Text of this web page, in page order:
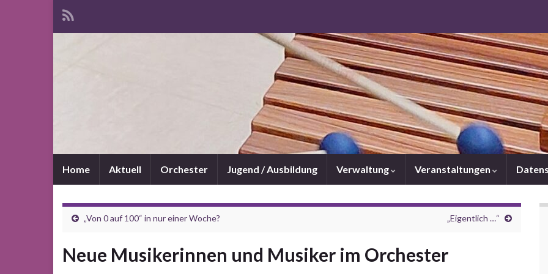
Home Aktuell Orchester Jugend / Ausbildung Verwaltung Veranstaltungen
„Von 0 auf 100“ in nur einer Woche? „Eigentlich …“
Neue Musikerinnen und Musiker im Orchester